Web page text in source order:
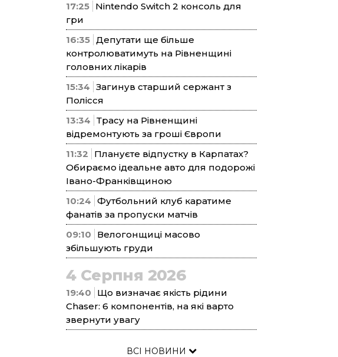
17:25 Nintendo Switch 2 консоль для
гри
16:35 Депутати ще більше
контролюватимуть на Рівненщині
головних лікарів
15:34 Загинув старший сержант з
Полісся
13:34 Трасу на Рівненщині
відремонтують за гроші Європи
11:32
Плануєте відпустку в Карпатах?
Обираємо ідеальне авто для подорожі
Івано-Франківщиною
10:24 Футбольний клуб каратиме
фанатів за пропуски матчів
09:10
Велогонщиці масово
збільшують груди
4 Серпня 2026
19:40
Що визначає якість рідини
Chaser: 6 компонентів, на які варто
звернути увагу
ВСІ НОВИНИ